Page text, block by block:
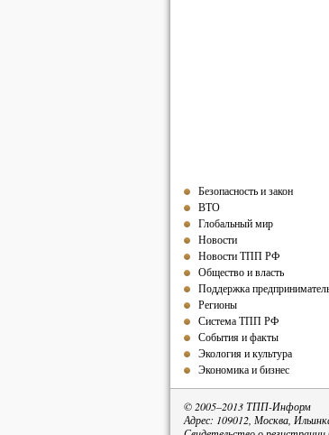
Безопасность и закон
ВТО
Глобальный мир
Новости
Новости ТПП РФ
Общество и власть
Поддержка
Регионы
Система ТПП РФ
События и факты
Экология и культура
Экономика и бизнес
© 2005–2013 ТПП-Информ
Адрес: 109012, Москва,